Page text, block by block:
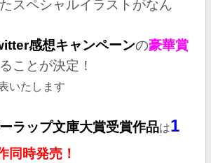
スペシャルイラストがなん
感想キャンペーンの豪華賞
ことが決定！
いたします
ラップ文庫大賞受賞作品は1
同時発売！